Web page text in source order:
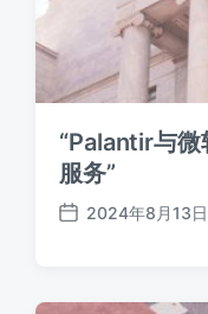
“Palantir与
服务”
发
期
2024年8月13日